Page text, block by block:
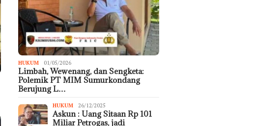
HUKUM 01/05/2026
Limbah, Wewenang, dan Sengketa:
Polemik PT MIM Sumurkondang
Berujung L…
HUKUM 26/12/2025
Askun : Uang Sitaan Rp 101
Miliar Petrogas, jadi